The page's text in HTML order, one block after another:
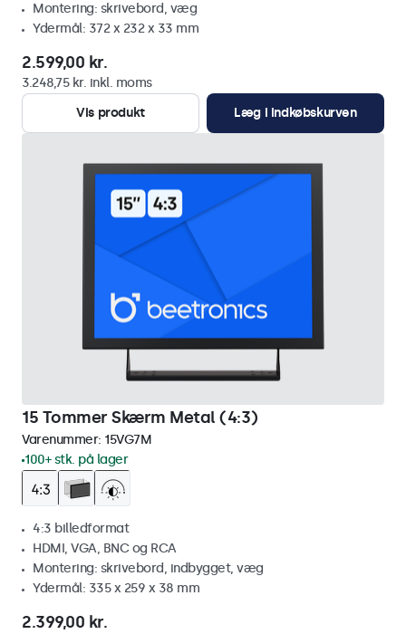
Montering: skrivebord, væg
Ydermål: 372 x 232 x 33 mm
2.599,00 kr.
3.248,75 kr. inkl. moms
Vis produkt
Læg i indkøbskurven
15 Tommer Skærm Metal (4:3)
Varenummer: 15VG7M
100+ stk. på lager
4:3 billedformat
HDMI, VGA, BNC og RCA
Montering: skrivebord, indbygget, væg
Ydermål: 335 x 259 x 38 mm
2.399,00 kr.